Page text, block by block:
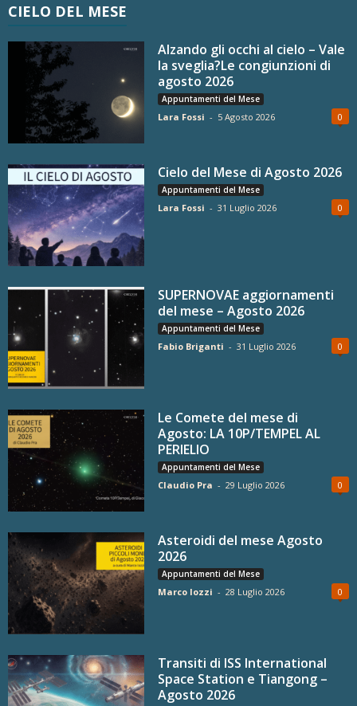
CIELO DEL MESE
Alzando gli occhi al cielo – Vale
la sveglia?Le congiunzioni di
agosto 2026
Appuntamenti del Mese
Lara Fossi - 5 Agosto 2026 0
Cielo del Mese di Agosto 2026
Appuntamenti del Mese
Lara Fossi - 31 Luglio 2026 0
SUPERNOVAE aggiornamenti
del mese – Agosto 2026
Appuntamenti del Mese
Fabio Briganti - 31 Luglio 2026 0
Le Comete del mese di
Agosto: LA 10P/TEMPEL AL
PERIELIO
Appuntamenti del Mese
Claudio Pra - 29 Luglio 2026 0
Asteroidi del mese Agosto
2026
Appuntamenti del Mese
Marco Iozzi - 28 Luglio 2026 0
Transiti di ISS International
Space Station e Tiangong –
Agosto 2026